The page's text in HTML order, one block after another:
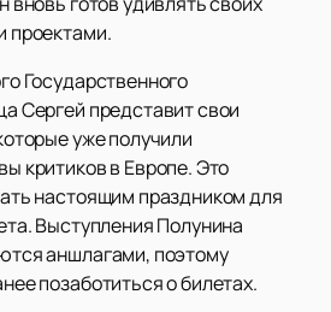
проектами.
Государственного
Сергей представит свои
уже получили
критиков в Европе. Это
настоящим праздником для
Выступления Полунина
аншлагами, поэтому
позаботиться о билетах.